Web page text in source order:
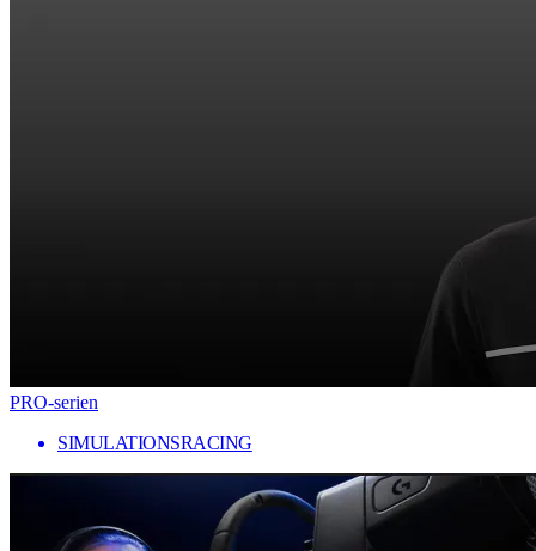
PRO-serien
SIMULATIONSRACING